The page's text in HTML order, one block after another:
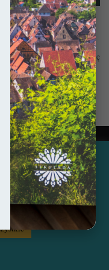
Jorku
nieba, torując doń drogę
niedawno napływali tu…
by sekulada.com
Instagram
usługi na
wszystkie"
Możesz również
się tylko na
więcej...